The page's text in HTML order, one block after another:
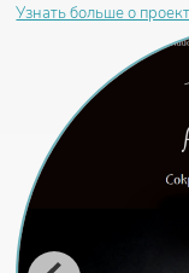
Узнать больше о